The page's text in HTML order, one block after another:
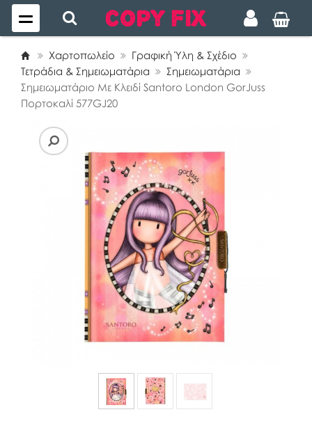
Χαρτοπωλείο
Γραφική Ύλη & Σχέδιο
Τετράδια & Σημειωματάρια
Σημειωματάρια
Σημειωματάριο Με Κλειδί Santoro London GorJuss
Πορτοκαλί 577GJ20